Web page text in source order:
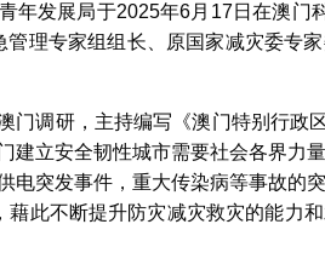
年发展局于2025年6月17日在澳门
管理专家组组长、原国家减灾委专
门调研，主持编写《澳门特别行政
建立安全韧性城市需要社会各界力
电突发事件，重大传染病等事故的
藉此不断提升防灾减灾救灾的能力